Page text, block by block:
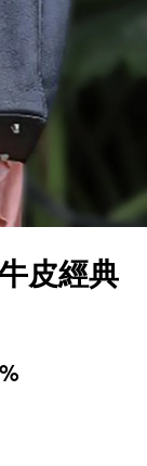
皮經典